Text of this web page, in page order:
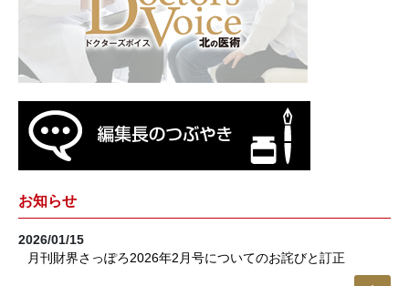
お知らせ
2026/01/15
月刊財界さっぽろ2026年2月号についてのお詫びと訂正